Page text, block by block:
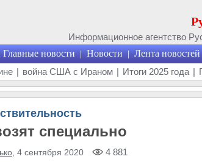
Информационное агентство
Главные новости | Новости | Лента новостей
| война США с Ираном | Итоги 2025 года |
специально
, 4 сентября 2020 4 881